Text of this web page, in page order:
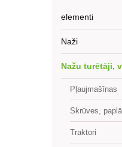
elementi
Naži
Nažu turētāji,
Pļaujmašīnas
Skrūves,
Traktori